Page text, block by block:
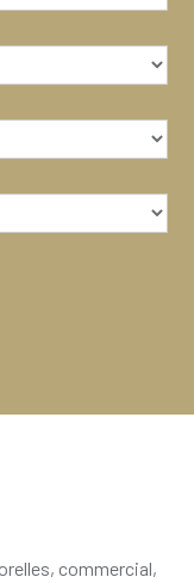
commercial,